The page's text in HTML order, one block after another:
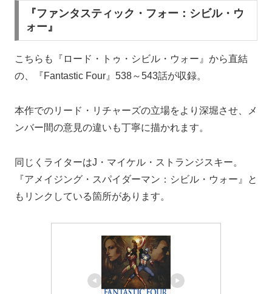
『ファンタスティック・フォー：シビル・ウ
ォー』
こちらも『ロード・トゥ・シビル・ウォー』から直結
の、『Fantastic Four』538～543話が収録。
本作でのリード・リチャーズの立場をより深堀させ、メ
ンバー間の意見の違いも丁寧に描かれます。
同じくライターはJ・マイケル・ストランジスキー。
『アメイジング・スパイダーマン：シビル・ウォー』と
もリンクしている箇所があります。